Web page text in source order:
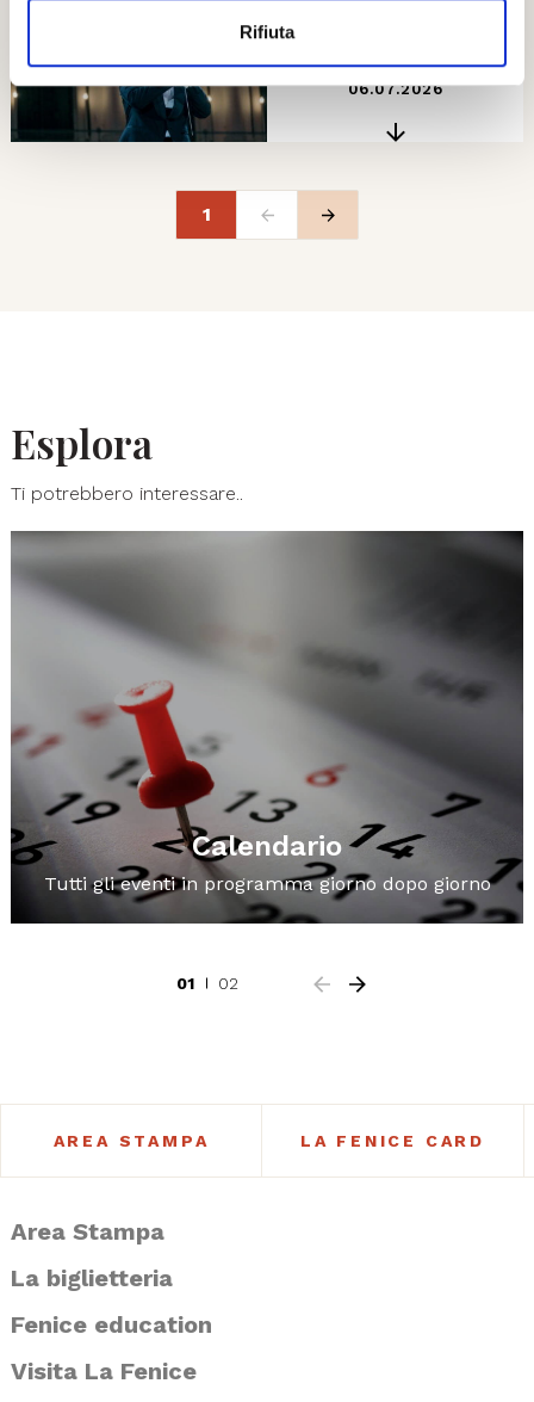
Rifiuta
06.07.2026
1
Esplora
Ti potrebbero interessare..
Calendario
Tutti gli eventi in programma giorno dopo giorno
01 02
AREA STAMPA LA FENICE CARD
Area Stampa
La biglietteria
Fenice education
Visita La Fenice